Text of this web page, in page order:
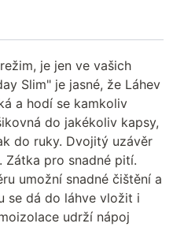
je jen ve vašich
Slim" je jasné, že Láhev
a hodí se kamkoliv
do jakékoliv kapsy,
do ruky. Dvojitý uzávěr
Zátka pro snadné pití.
umožní snadné čištění a
se dá do láhve vložit i
udrží nápoj